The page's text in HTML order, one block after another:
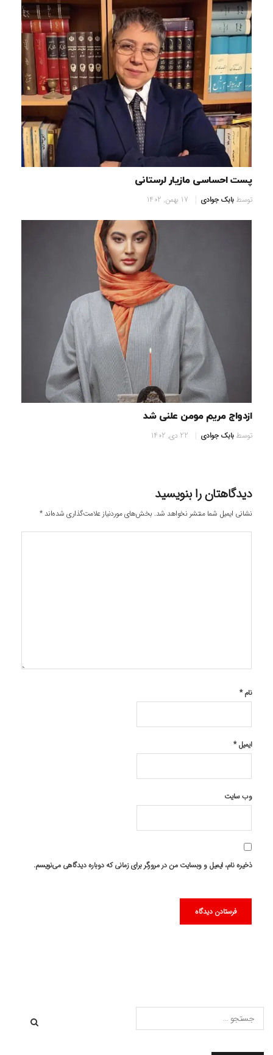
پست احساسی مازیار لرستانی
توسطبابک جوادی 17 بهمن, 1402
ازدواج مریم مومن علنی شد
توسطبابک جوادی 22 دی, 1402
دیدگاهتان را بنویسید
نشانی ایمیل شما منتشر نخواهد شد. بخش‌های موردنیاز علامت‌گذاری شده‌اند*
نام*
ایمیل*
وب‌ سایت
ذخیره نام، ایمیل و وبسایت من در مرورگر برای زمانی که دوباره دیدگاهی می‌نویسم.